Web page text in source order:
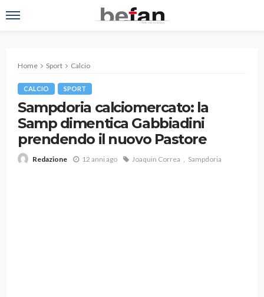
Home Sport Calcio
CALCIO SPORT
Sampdoria calciomercato: la
Samp dimentica Gabbiadini
prendendo il nuovo Pastore
Redazione 12 anni ago Joaquin Correa Sampdoria